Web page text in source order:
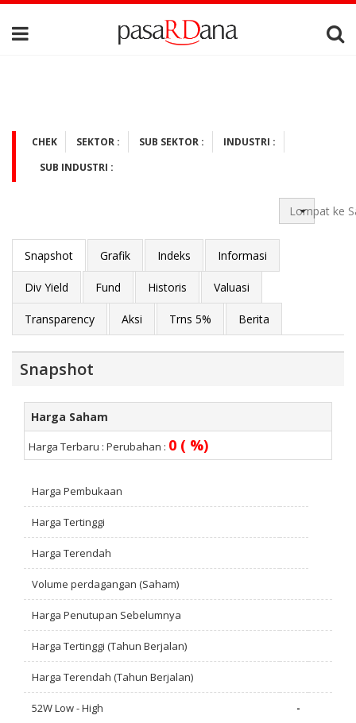
CHEK SEKTOR : SUB SEKTOR :
INDUSTRI :
SUB INDUSTRI :
Lompat ke
Snapshot Grafik Indeks Informasi
Div Yield Fund Historis Valuasi
Transparency Aksi Trns 5% Berita
Snapshot
Harga Saham
Harga Terbaru : Perubahan : 0 ( %)
Harga Pembukaan
Harga Tertinggi
Harga Terendah
Volume perdagangan (Saham)
Harga Penutupan Sebelumnya
Harga Tertinggi (Tahun Berjalan)
Harga Terendah (Tahun Berjalan)
52W Low - High -